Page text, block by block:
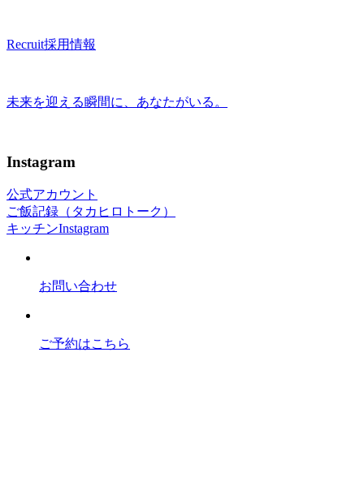
Recruit採用情報
未来を迎える瞬間に、あなたがいる。
Instagram
公式アカウント
ご飯記録（タカヒロトーク）
キッチンInstagram
お問い合わせ
ご予約はこちら